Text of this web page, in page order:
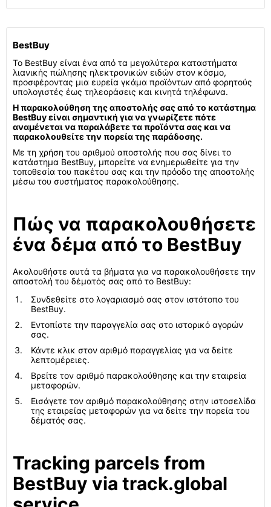
BestBuy
Το BestBuy είναι ένα από τα μεγαλύτερα καταστήματα
λιανικής πώλησης ηλεκτρονικών ειδών στον κόσμο,
προσφέροντας μια ευρεία γκάμα προϊόντων από φορητούς
υπολογιστές έως τηλεοράσεις και κινητά τηλέφωνα.
Η παρακολούθηση της αποστολής σας από το κατάστημα
BestBuy είναι σημαντική για να γνωρίζετε πότε
αναμένεται να παραλάβετε τα προϊόντα σας και να
παρακολουθείτε την πορεία της παράδοσης.
Με τη χρήση του αριθμού αποστολής που σας δίνει το
κατάστημα BestBuy, μπορείτε να ενημερωθείτε για την
τοποθεσία του πακέτου σας και την πρόοδο της αποστολής
μέσω του συστήματος παρακολούθησης.
Πώς να παρακολουθήσετε
ένα δέμα από το BestBuy
Ακολουθήστε αυτά τα βήματα για να παρακολουθήσετε την
αποστολή του δέματός σας από το BestBuy:
Συνδεθείτε στο λογαριασμό σας στον ιστότοπο του
BestBuy.
Εντοπίστε την παραγγελία σας στο ιστορικό αγορών
σας.
Κάντε κλικ στον αριθμό παραγγελίας για να δείτε
λεπτομέρειες.
Βρείτε τον αριθμό παρακολούθησης και την εταιρεία
μεταφορών.
Εισάγετε τον αριθμό παρακολούθησης στην ιστοσελίδα
της εταιρείας μεταφορών για να δείτε την πορεία του
δέματός σας.
Tracking parcels from
BestBuy via track.global